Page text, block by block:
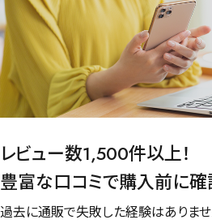
レビュー数1,500件以上！
豊富な口コミで購入前に
過去に通販で失敗した経験はありませ